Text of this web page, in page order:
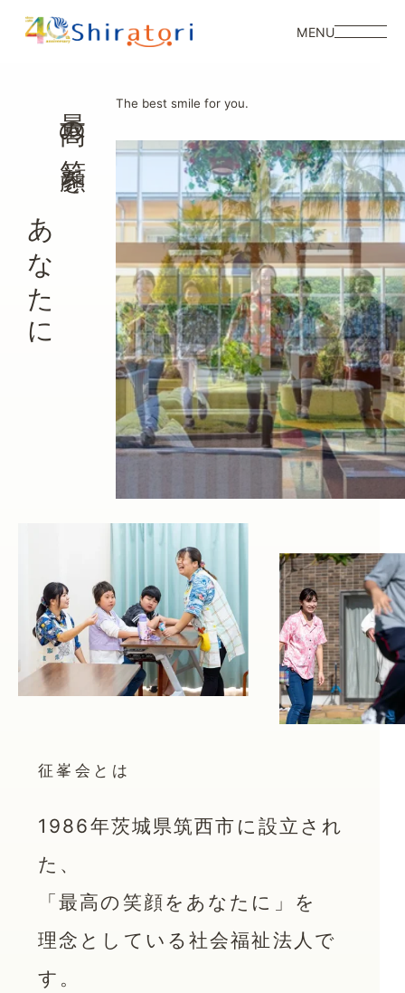
MENU
最高の笑顔を
あなたに
The best smile for you.
征峯会とは
1986年茨城県筑西市に設立され
た、
「最高の笑顔をあなたに」を
理念としている社会福祉法人で
す。